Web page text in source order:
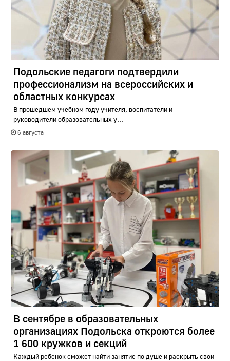
Подольские педагоги подтвердили
профессионализм на всероссийских и
областных конкурсах
В прошедшем учебном году учителя, воспитатели и
руководители образовательных у...
6 августа
В сентябре в образовательных
организациях Подольска откроются более
1 600 кружков и секций
Каждый ребенок сможет найти занятие по душе и раскрыть свои